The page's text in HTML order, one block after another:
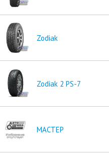
Zodiak
Zodiak 2 PS-7
МАСТЕР